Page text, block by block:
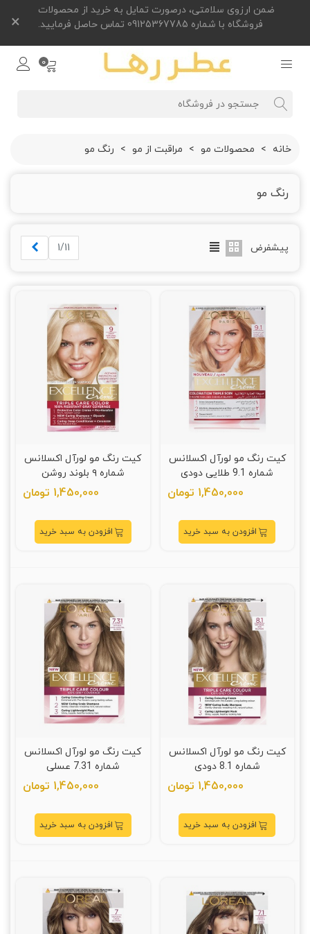
ضمن ارزوی سلامتی، درصورت تمایل به خرید از محصولات
فروشگاه با شماره 09125367785 تماس حاصل فرمایید.
×
0
خانه > محصولات مو > مراقبت از مو > رنگ مو
رنگ مو
پیشفرض 1/11
کیت رنگ مو لورآل اکسلانس
شماره 9.1 طلایی دودی
1,450,000 تومان
افزودن به سبد خرید
کیت رنگ مو لورآل اکسلانس
شماره ۹ بلوند روشن
1,450,000 تومان
افزودن به سبد خرید
کیت رنگ مو لورآل اکسلانس
شماره 8.1 دودی
1,450,000 تومان
افزودن به سبد خرید
کیت رنگ مو لورآل اکسلانس
شماره 7.31 عسلی
1,450,000 تومان
افزودن به سبد خرید